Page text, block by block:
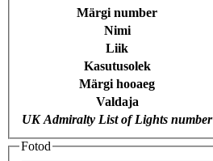
Märgi number
Nimi
Liik
Kasutusolek
Märgi hooaeg
Valdaja
UK Admiralty List of Lights number
Fotod